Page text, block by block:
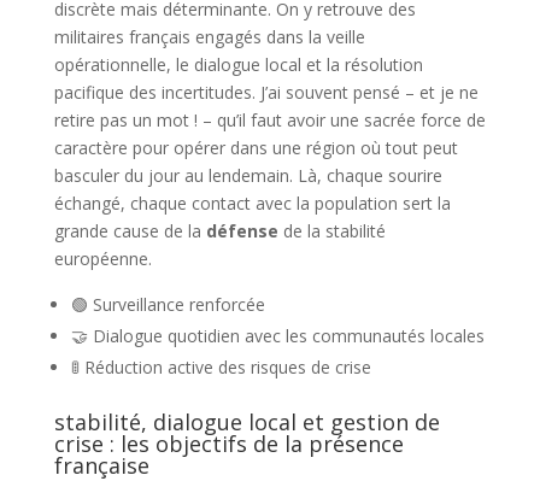
discrète mais déterminante. On y retrouve des
militaires français engagés dans la veille
opérationnelle, le dialogue local et la résolution
pacifique des incertitudes. J’ai souvent pensé – et je ne
retire pas un mot ! – qu’il faut avoir une sacrée force de
caractère pour opérer dans une région où tout peut
basculer du jour au lendemain. Là, chaque sourire
échangé, chaque contact avec la population sert la
grande cause de la défense de la stabilité
européenne.
🟢 Surveillance renforcée
🤝 Dialogue quotidien avec les communautés locales
🚦 Réduction active des risques de crise
stabilité, dialogue local et gestion de
crise : les objectifs de la présence
française